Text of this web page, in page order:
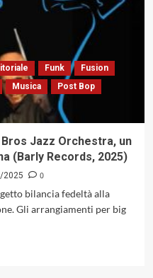
Funk
Fusion
Musica
Post Bop
Jazz Orchestra, un
(Barly Records, 2025)
2025
0
bilancia fedeltà alla
Gli arrangiamenti per big